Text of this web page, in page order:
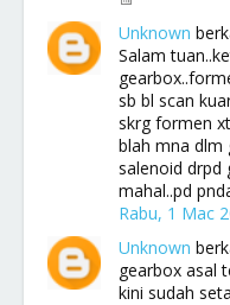
Unknown
Salam
sb bl scan
skrg formen
blah mna dlm
salenoid drpd
mahal..pd
Rabu, 1 Mac
Unknown
gearbox asal
kini sudah